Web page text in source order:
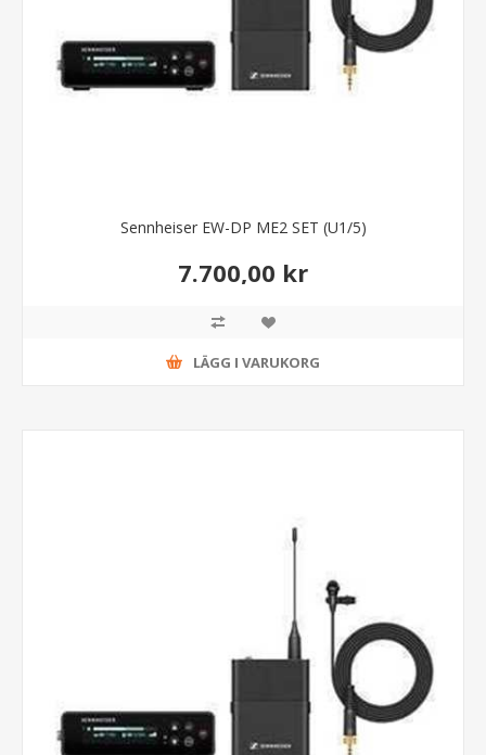
Sennheiser EW-DP ME2 SET (U1/5)
7.700,00 kr
LÄGG I VARUKORG